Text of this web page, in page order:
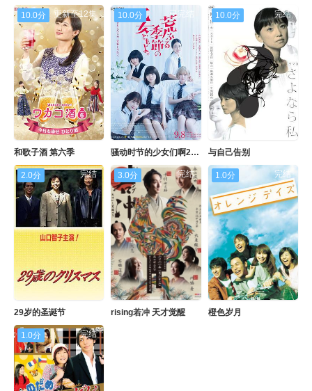
10.0分 更新至12集
和歌子酒 第六季
10.0分 已完结
骚动时节的少女们啊2020
10.0分 完结
与自己告别
2.0分 完结
29岁的圣诞节
3.0分 完结
rising若冲 天才觉醒
1.0分 完结
橙色岁月
1.0分 完结